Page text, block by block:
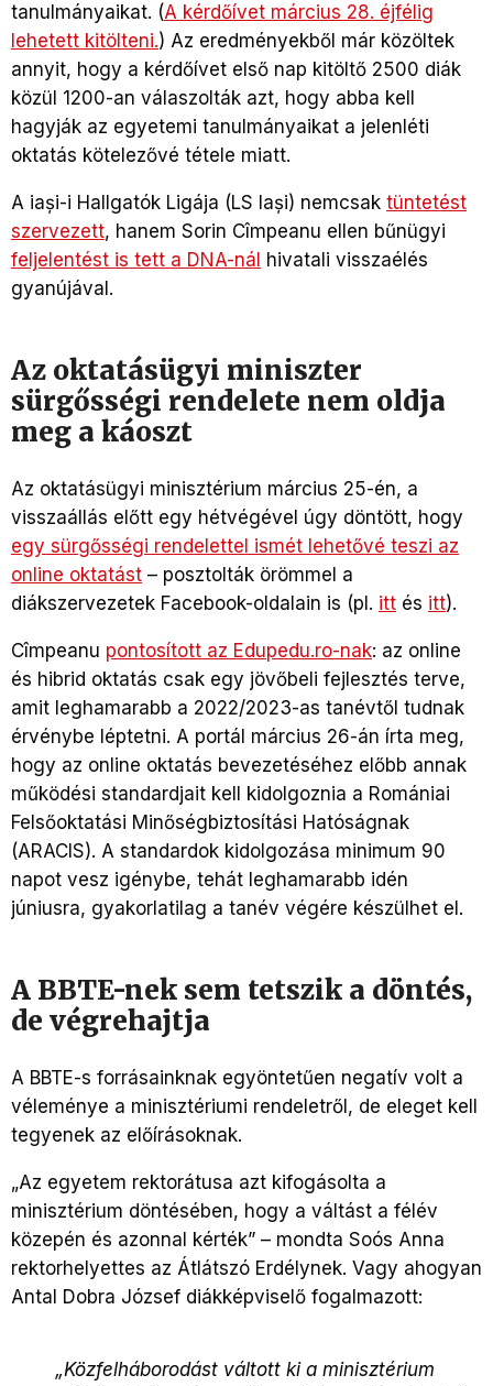
tanulmányaikat. (A kérdőívet március 28. éjfélig
lehetett kitölteni.) Az eredményekből már közöltek
annyit, hogy a kérdőívet első nap kitöltő 2500 diák
közül 1200-an válaszolták azt, hogy abba kell
hagyják az egyetemi tanulmányaikat a jelenléti
oktatás kötelezővé tétele miatt.
A iași-i Hallgatók Ligája (LS Iași) nemcsak tüntetést
szervezett, hanem Sorin Cîmpeanu ellen bűnügyi
feljelentést is tett a DNA-nál hivatali visszaélés
gyanújával.
Az oktatásügyi miniszter
sürgősségi rendelete nem oldja
meg a káoszt
Az oktatásügyi minisztérium március 25-én, a
visszaállás előtt egy hétvégével úgy döntött, hogy
egy sürgősségi rendelettel ismét lehetővé teszi az
online oktatást – posztolták örömmel a
diákszervezetek Facebook-oldalain is (pl. itt és itt).
Cîmpeanu pontosított az Edupedu.ro-nak: az online
és hibrid oktatás csak egy jövőbeli fejlesztés terve,
amit leghamarabb a 2022/2023-as tanévtől tudnak
érvénybe léptetni. A portál március 26-án írta meg,
hogy az online oktatás bevezetéséhez előbb annak
működési standardjait kell kidolgoznia a Romániai
Felsőoktatási Minőségbiztosítási Hatóságnak
(ARACIS). A standardok kidolgozása minimum 90
napot vesz igénybe, tehát leghamarabb idén
júniusra, gyakorlatilag a tanév végére készülhet el.
A BBTE-nek sem tetszik a döntés,
de végrehajtja
A BBTE-s forrásainknak egyöntetűen negatív volt a
véleménye a minisztériumi rendeletről, de eleget kell
tegyenek az előírásoknak.
„Az egyetem rektorátusa azt kifogásolta a
minisztérium döntésében, hogy a váltást a félév
közepén és azonnal kérték” – mondta Soós Anna
rektorhelyettes az Átlátszó Erdélynek. Vagy ahogyan
Antal Dobra József diákképviselő fogalmazott:
„Közfelháborodást váltott ki a minisztérium